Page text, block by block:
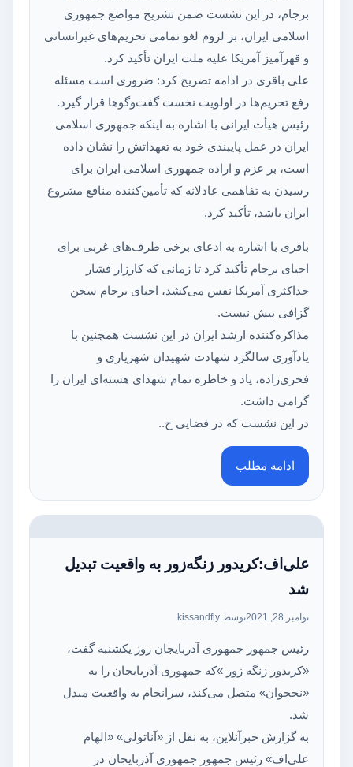
برجام، در این نشست ضمن تشریح مواضع جمهوری
اسلامی ایران، بر لزوم لغو تمامی تحریم‌های غیرانسانی
و قهرآمیز آمریکا علیه ملت ایران تأکید کرد.
علی باقری در ادامه تصریح کرد: ضروری است مسئله
رفع تحریم‌ها در اولویت نخست گفت‌وگوها قرار گیرد.
رئیس هیأت ایرانی با اشاره به اینکه جمهوری اسلامی
ایران در عمل پایبندی خود به تعهداتش را نشان داده
است، بر عزم و اراده جمهوری اسلامی ایران برای
رسیدن به تفاهمی عادلانه که تأمین‌کننده منافع مشروع
ایران باشد، تأکید کرد.
باقری با اشاره به ادعای برخی طرف‌های غربی برای
احیای برجام تأکید کرد تا زمانی که کارزار فشار
حداکثری آمریکا نفس می‌کشد، احیای برجام سخن
گزافی بیش نیست.
مذاکره‌کننده ارشد ایران در این نشست همچنین با
یادآوری سالگرد شهادت شهیدان شهریاری و
فخری‌زاده، یاد و خاطره تمام شهدای هسته‌ای ایران را
گرامی داشت.
در این نشست که در فضایی ح..
ادامه مطلب
علی‌اف:کریدور زنگه‌زور به واقعیت تبدیل
شد
نوامبر 28, 2021 توسط kissandfly
رئیس جمهور جمهوری آذربایجان روز یکشنبه گفت،
«کریدور زنگه زور »که جمهوری آذربایجان را به
«نخجوان» متصل می‌کند، سرانجام به واقعیت مبدل
شد.
به گزارش خبرآنلاین، به نقل از «آناتولی» «الهام
علی‌اف» رئیس جمهور جمهوری آذربایجان در